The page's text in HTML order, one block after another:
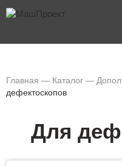
Главная — Каталог —
дефектоскопов
Для